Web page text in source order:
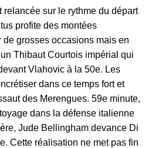
relancée sur le rythme du départ
profite des montées
grosses occasions mais en
Thibaut Courtois impérial qui
Vlahovic à la 50e. Les
dans ce temps fort et
des Merengues. 59e minute,
dans la défense italienne
Jude Bellingham devance Di
Cette réalisation ne met pas fin